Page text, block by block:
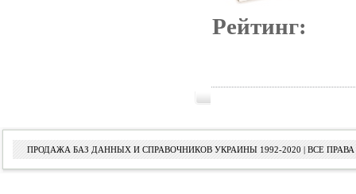
Рейтинг:
ПРОДАЖА БАЗ ДАННЫХ И СПРАВОЧНИКОВ УКРАИНЫ 1992-2020 | ВСЕ